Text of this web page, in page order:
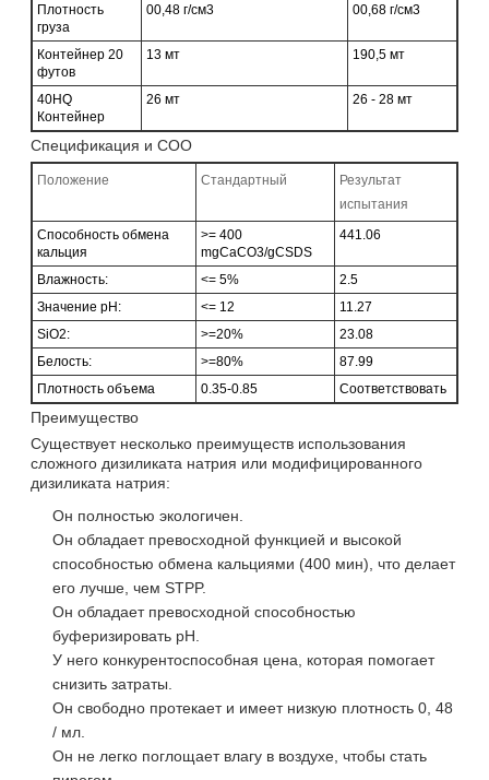
Плотность
груза
00,48 г/см3 00,68 г/см3
Контейнер 20
футов
13 мт 190,5 мт
40HQ
Контейнер
26 мт 26 - 28 мт
Спецификация и СОО
Положение Стандартный
Результат
испытания
Способность обмена
кальция
>= 400
mgCaCO3/gCSDS
441.06
Влажность: <= 5%
2.5
Значение pH:
<= 12
11.27
SiO2:
>=20%
23.08
Белость:
>=80%
87.99
Плотность объема
0.35-0.85 Соответствовать
Преимущество
Существует несколько преимуществ использования
сложного дизиликата натрия или модифицированного
дизиликата натрия:
Он полностью экологичен.
Он обладает превосходной функцией и высокой
способностью обмена кальциями (400 мин), что делает
его лучше, чем STPP.
Он обладает превосходной способностью
буферизировать pH.
У него конкурентоспособная цена, которая помогает
снизить затраты.
Он свободно протекает и имеет низкую плотность 0, 48
/ мл.
Он не легко поглощает влагу в воздухе, чтобы стать